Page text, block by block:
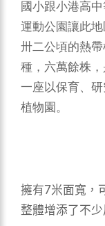
國小跟小港高
運動公園讓此
卅二公頃的熱
種，六萬餘株
一座以保育、
植物園。
擁有7米面寬，
整體增添了不